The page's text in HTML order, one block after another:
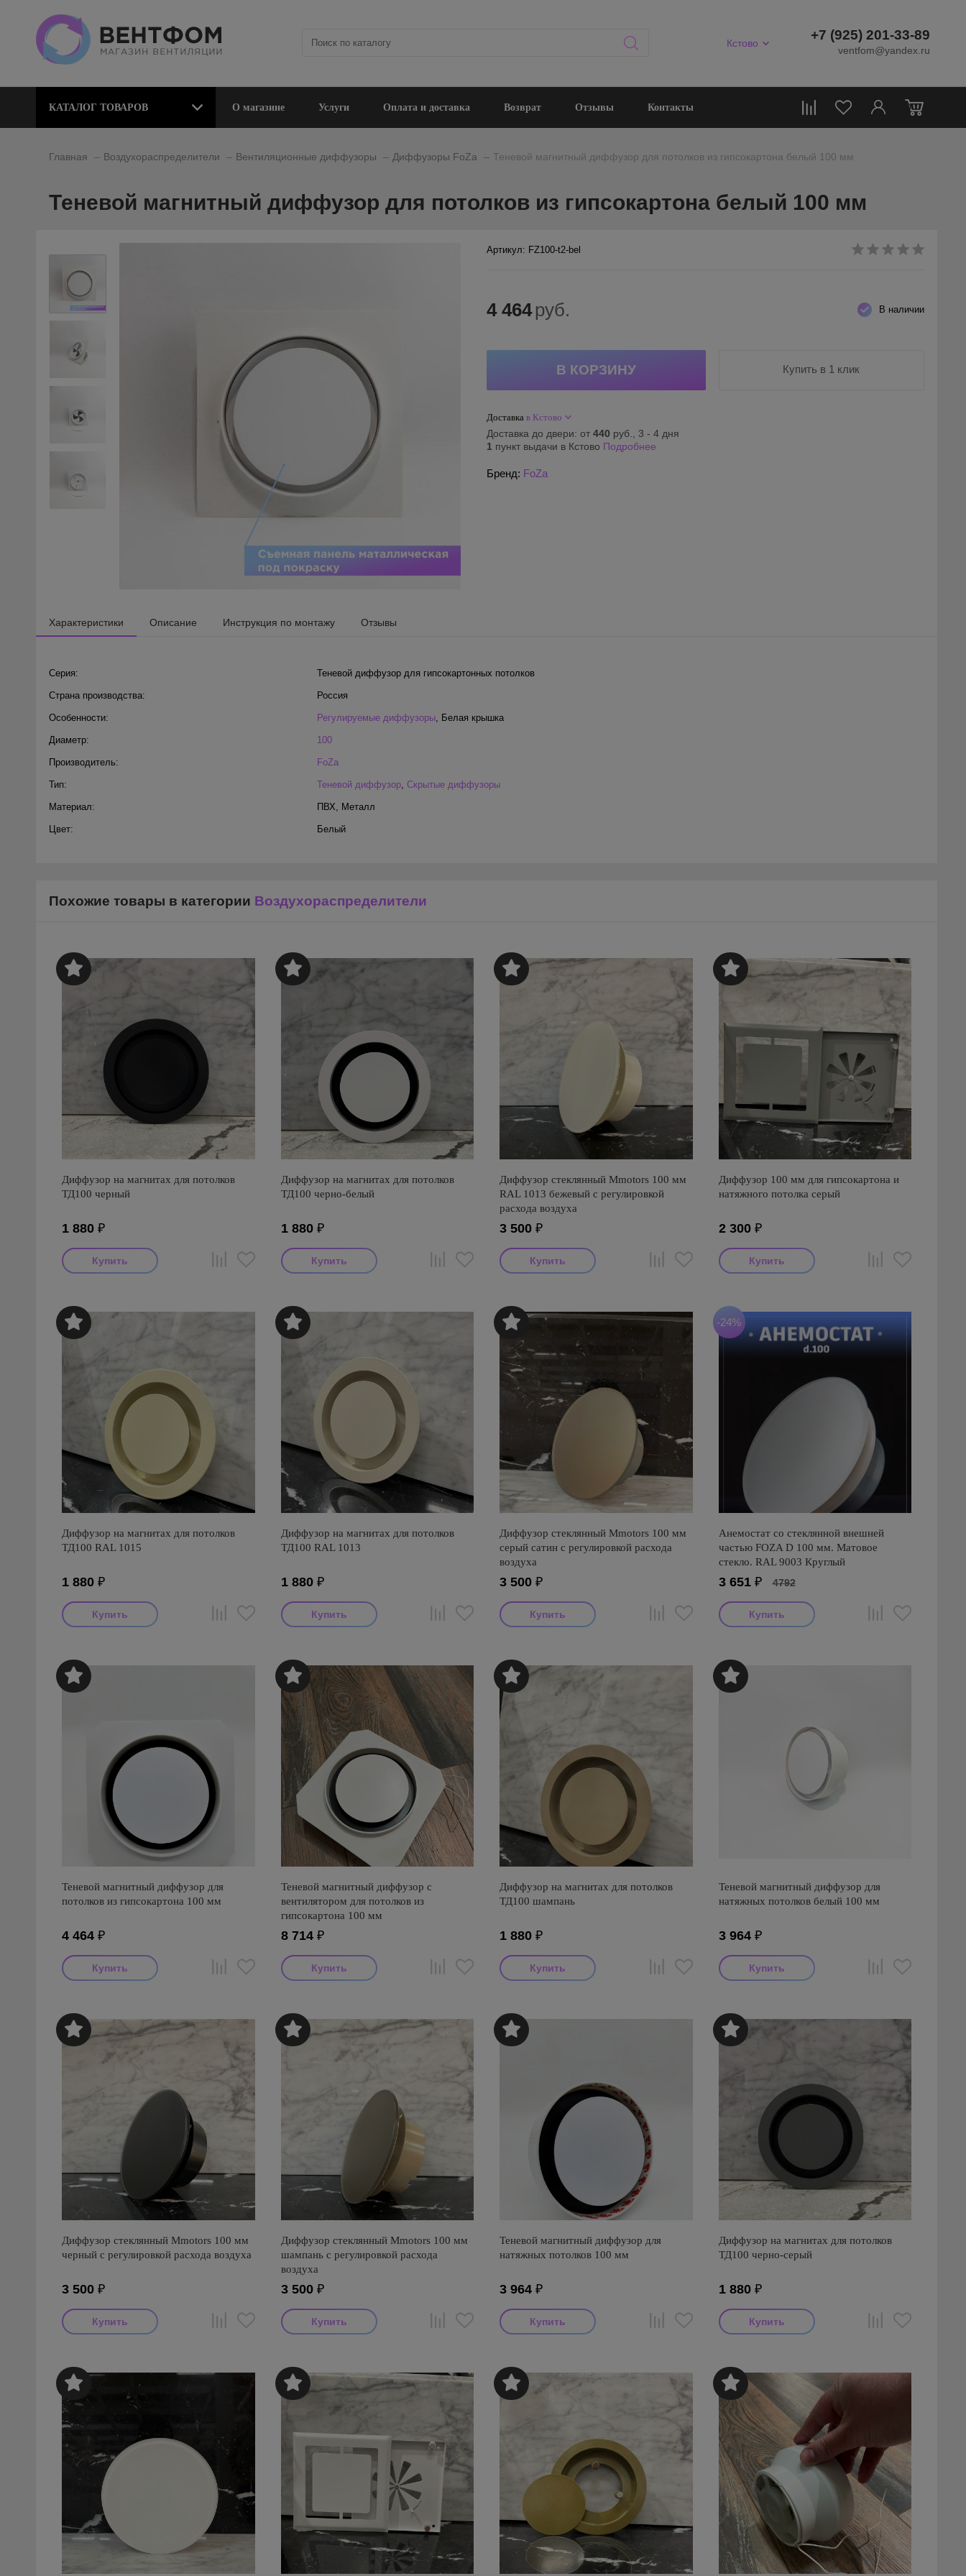
Кстово
+7 (925) 201-33-89
ventfom@yandex.ru
0
КАТАЛОГ ТОВАРОВ О магазине Услуги Оплата и доставка Возврат Отзывы Контакты
Главная Воздухораспределители Вентиляционные диффузоры Диффузоры FoZa Теневой магнитный диффузор для потолков из гипсокартона белый 100 мм
Теневой магнитный диффузор для потолков из гипсокартона белый 100 мм
Артикул: FZ100-t2-bel
В наличии
4 464 руб.
Купить в 1 клик
Доставка в Кстово
Доставка до двери: от 440 руб., 3 - 4 дня
1 пункт выдачи в Кстово Подробнее
Бренд: FoZa
Характеристики Описание Инструкция по монтажу Отзывы
Серия: Теневой диффузор для гипсокартонных потолков
Страна производства: Россия
Особенности: Регулируемые диффузоры, Белая крышка
Диаметр: 100
Производитель: FoZa
Тип: Теневой диффузор, Скрытые диффузоры
Материал: ПВХ, Металл
Цвет: Белый
Похожие товары в категории Воздухораспределители
Диффузор на магнитах для потолков
ТД100 черный
1 880 ₽
Диффузор на магнитах для потолков
ТД100 черно-белый
1 880₽
Диффузор стеклянный Mmotors 100 мм
RAL 1013 бежевый с регулировкой
расхода воздуха
3 500 ₽
Диффузор 100 мм для гипсокартона и
натяжного потолка серый
2 300₽
Диффузор на магнитах для потолков
ТД100 RAL 1015
1 880 ₽
Диффузор на магнитах для потолков
ТД100 RAL 1013
1 880₽
Диффузор стеклянный Mmotors 100 мм
серый сатин с регулировкой расхода
воздуха
3 500 ₽
-24%
Анемостат со стеклянной внешней
частью FOZA D 100 мм. Матовое
стекло. RAL 9003 Круглый
3 651₽ 4792
Теневой магнитный диффузор для
потолков из гипсокартона 100 мм
4 464 ₽
Теневой магнитный диффузор с
вентилятором для потолков из
гипсокартона 100 мм
8 714₽
Диффузор на магнитах для потолков
ТД100 шампань
1 880 ₽
Теневой магнитный диффузор для
натяжных потолков белый 100 мм
3 964₽
Диффузор стеклянный Mmotors 100 мм
черный с регулировкой расхода воздуха
3 500 ₽
Диффузор стеклянный Mmotors 100 мм
шампань с регулировкой расхода
воздуха
3 500₽
Теневой магнитный диффузор для
натяжных потолков 100 мм
3 964 ₽
Диффузор на магнитах для потолков
ТД100 черно-серый
1 880₽